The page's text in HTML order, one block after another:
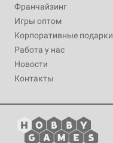
Франчайзинг
Игры оптом
Корпоративные подарки
Работа у нас
Новости
Контакты